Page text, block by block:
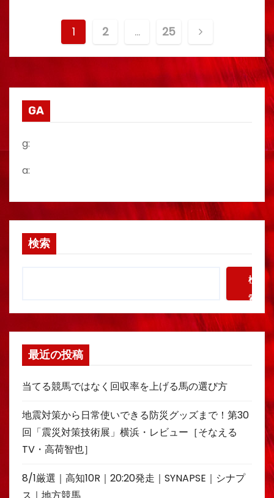
投
稿
の
1 2 … 25
GA
g:
a:
検索
検
索
最近の投稿
当てる競馬ではなく回収率を上げる馬の選び方
地震対策から日常使いできる防災グッズまで！第30
回「震災対策技術展」横浜・レビュー［そなえる
TV・高荷智也］
8/1厳選｜高知10R｜20:20発走｜SYNAPSE｜シナプ